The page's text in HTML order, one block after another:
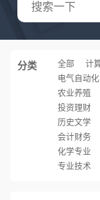
分类 全部 计
电气自动化
农业养殖
投资理财
历史文学
会计财务
化学专业
专业技术